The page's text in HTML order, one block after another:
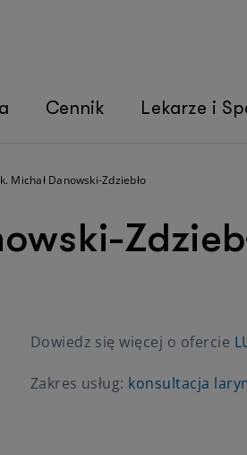
Cennik Lekarze i
Michał Danowski-Zdziebło
Dowiedz się więcej o ofercie
Zakres usług: konsultacja